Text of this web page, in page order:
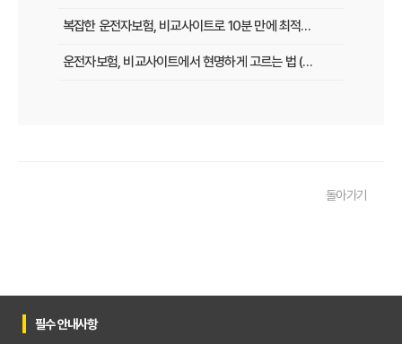
복잡한 운전자보험, 비교사이트로 10분 만에 최적의 설계 끝내는 법
운전자보험, 비교사이트에서 현명하게 고르는 법 (보장 VS 가격)
돌아가기
필수 안내사항